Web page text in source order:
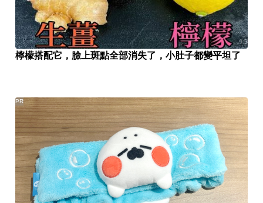
檸檬搭配它，臉上斑點全部消失了，小肚子都變平坦了
PR